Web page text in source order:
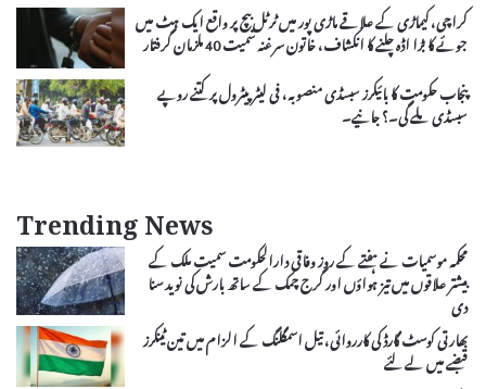
کراچی، کیماڑی کے علاقے ماڑی پور میں ٹرٹل بیچ پر واقع ایک ہٹ میں
جوئے کا بڑا اڈہ چلنے کا انکشاف، خاتون سرغنہ سمیت 40 ملزمان گرفتار
پنجاب حکومت کا بائیکرز سبسڈی منصوبہ، فی لیٹر پیٹرول پر کتنے روپے
سبسڈی ملے گی۔؟ جانیے۔
Trending News
محکمہ موسمیات نے ہفتے کے روز وفاقی دارالحکومت سمیت ملک کے
بیشتر علاقوں میں تیز ہواؤں اور گرج چمک کے ساتھ بارش کی نوید سنا
دی
بھارتی کوسٹ گارڈ کی کارروائی، تیل اسمگلنگ کے الزام میں تین ٹینکرز
قبضے میں لے لئے